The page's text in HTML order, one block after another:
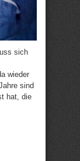
sich
wieder
sind
hat, die